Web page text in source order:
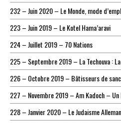
232 – Juin 2020 – Le Monde, mode
223 – Juin 2019 – Le Kotel Hama’aravi
224 – Juillet 2019 – 70 Nations
225 – Septembre 2019 – La Techouva :
226 – Octobre 2019 – Bâtisseurs de
227 – Novembre 2019 – Am Kadoch – Un
228 – Janvier 2020 – Le Judaisme